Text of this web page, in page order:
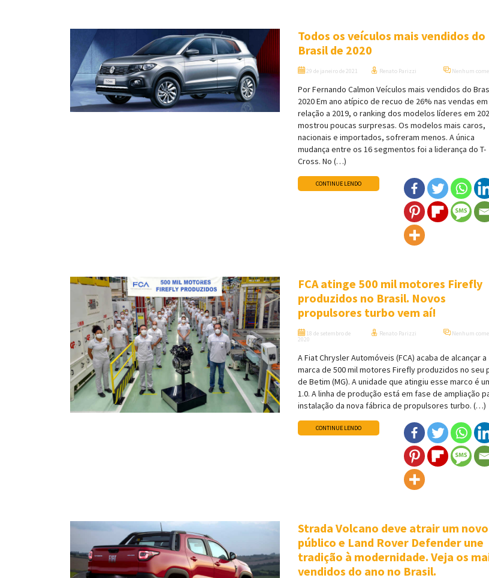
Todos os veículos mais vendidos do
Brasil de 2020
29 de janeiro de 2021 Renato Parizzi Nenhum
Por Fernando Calmon Veículos mais vendidos do
2020 Em ano atípico de recuo de 26% nas vendas em
relação a 2019, o ranking dos modelos líderes em
mostrou poucas surpresas. Os modelos mais caros,
nacionais e importados, sofreram menos. A única
mudança entre os 16 segmentos foi a liderança do T-
Cross. No (…)
CONTINUE LENDO
FCA atinge 500 mil motores Firefly
produzidos no Brasil. Novos
propulsores turbo vem aí!
18 de setembro de
2020
Renato Parizzi Nenhum
A Fiat Chrysler Automóveis (FCA) acaba de alcançar a
marca de 500 mil motores Firefly produzidos no seu
de Betim (MG). A unidade que atingiu esse marco é
1.0. A linha de produção está em fase de ampliação
instalação da nova fábrica de propulsores turbo. (…)
CONTINUE LENDO
Strada Volcano deve atrair um novo
público e Land Rover Defender une
tradição à modernidade. Veja os
vendidos do ano no Brasil.